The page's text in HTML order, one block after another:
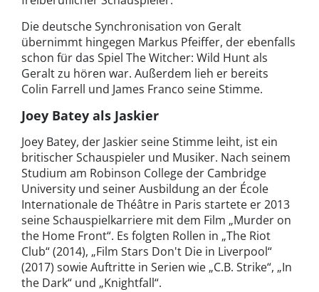
Die deutsche Synchronisation von Geralt
übernimmt hingegen Markus Pfeiffer, der ebenfalls
schon für das Spiel The Witcher: Wild Hunt als
Geralt zu hören war. Außerdem lieh er bereits
Colin Farrell und James Franco seine Stimme.
Joey Batey als Jaskier
Joey Batey, der Jaskier seine Stimme leiht, ist ein
britischer Schauspieler und Musiker. Nach seinem
Studium am Robinson College der Cambridge
University und seiner Ausbildung an der École
Internationale de Théâtre in Paris startete er 2013
seine Schauspielkarriere mit dem Film „Murder on
the Home Front“. Es folgten Rollen in „The Riot
Club“ (2014), „Film Stars Don't Die in Liverpool“
(2017) sowie Auftritte in Serien wie „C.B. Strike“, „In
the Dark“ und „Knightfall“.